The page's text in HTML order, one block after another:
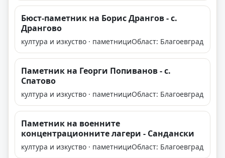
Бюст-паметник на Борис Дрангов - с.
Дрангово
култура и изкуство · паметнициОбласт: Благоевград
Паметник на Георги Попиванов - с.
Спатово
култура и изкуство · паметнициОбласт: Благоевград
Паметник на военните
концентрационните лагери - Сандански
култура и изкуство · паметнициОбласт: Благоевград